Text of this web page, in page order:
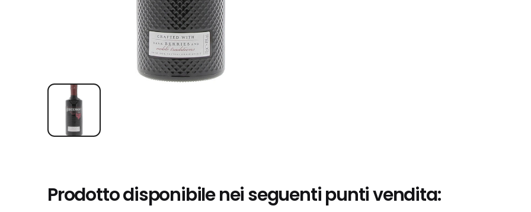
Prodotto disponibile nei seguenti punti vendita: